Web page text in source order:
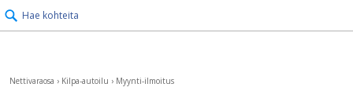
Hae kohteita
Nettivaraosa › Kilpa-autoilu › Myynti-ilmoitus